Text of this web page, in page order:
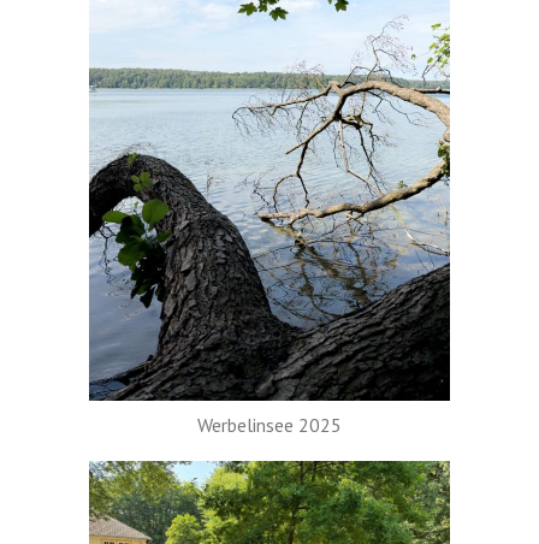
Werbelinsee 2025